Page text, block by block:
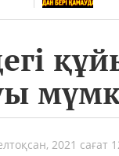
2021 сағат